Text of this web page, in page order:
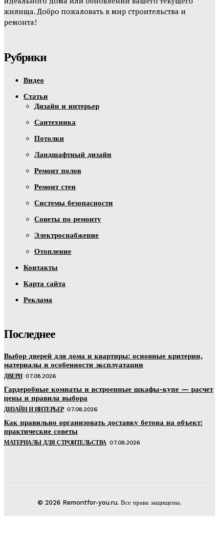
жилища. Добро пожаловать в мир строительства и
ремонта!
Рубрики
Видео
Статьи
Дизайн и интерьер
Сантехника
Потолки
Ландшафтный дизайн
Ремонт полов
Ремонт стен
Системы безопасности
Советы по ремонту
Электроснабжение
Отопление
Контакты
Карта сайта
Реклама
Последнее
Выбор дверей для дома и квартиры: основные критерии,
материалы и особенности эксплуатации
ДВЕРИ 07.08.2026
Гардеробные комнаты и встроенные шкафы-купе — расчет
цены и правила выбора
ДИЗАЙН И ИНТЕРЬЕР 07.08.2026
Как правильно организовать доставку бетона на объект:
практические советы
МАТЕРИАЛЫ ДЛЯ СТРОИТЕЛЬСТВА 07.08.2026
© 2026 Remontfor-you.ru. Все права защищены.